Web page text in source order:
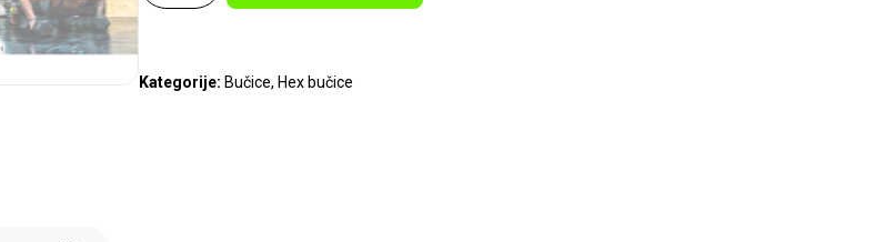
Kategorije: Bučice, Hex bučice